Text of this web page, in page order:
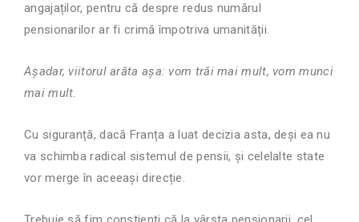
angajaților, pentru că despre redus numărul
pensionarilor ar fi crimă împotriva umanității.
Așadar, viitorul arăta așa: vom trăimai mult, vom munci
mai mult.
Cu siguranță, dacă Franța a luat decizia asta, deși ea nu
va schimba radical sistemul de pensii, și celelalte state
vor merge în aceeași direcție.